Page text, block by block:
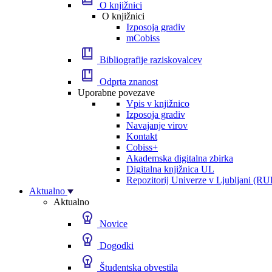
O knjižnici
O knjižnici
Izposoja gradiv
mCobiss
Bibliografije raziskovalcev
Odprta znanost
Uporabne povezave
Vpis v knjižnico
Izposoja gradiv
Navajanje virov
Kontakt
Cobiss+
Akademska digitalna zbirka
Digitalna knjižnica UL
Repozitorij Univerze v Ljubljani
Aktualno
Aktualno
Novice
Dogodki
Študentska obvestila